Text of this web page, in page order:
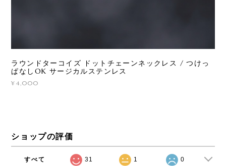
ラウンドターコイズ ドットチェーンネックレス / つけっ
ぱなしOK サージカルステンレス
¥4,000
ショップの評価
すべて 31 1 0